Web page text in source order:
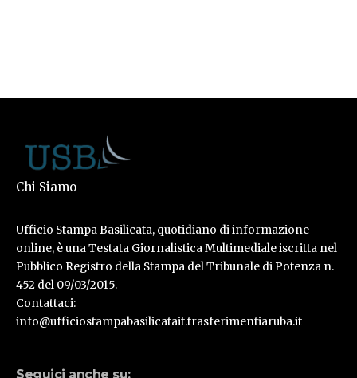
Chi Siamo
Ufficio Stampa Basilicata, quotidiano di informazione
online, è una Testata Giornalistica Multimediale iscritta nel
Pubblico Registro della Stampa del Tribunale di Potenza n.
452 del 09/03/2015.
Contattaci:
info@ufficiostampabasilicatait.trasferimentiaruba.it
Seguici anche su: